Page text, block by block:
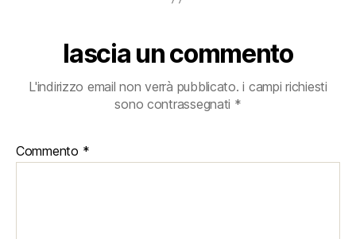
lascia un commento
L'indirizzo email non verrà pubblicato. i campi richiesti
sono contrassegnati *
Commento *